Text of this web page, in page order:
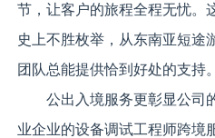
节，让客户的旅程全程无忧。
史上不胜枚举，从东南亚短途
团队总能提供恰到好处的支持。
公出入境服务更彰显公司
业企业的设备调试工程师跨境